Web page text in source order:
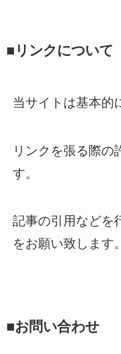
■リンクについて
当サイトは基本的
リンクを張る際の
す。
記事の引用などを
をお願い致します。
■お問い合わせ